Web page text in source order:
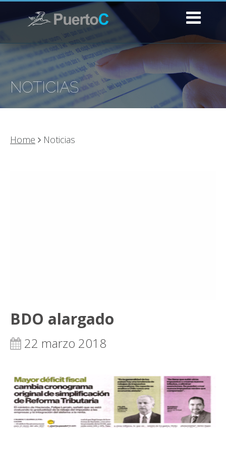
NOTICIAS
Home Noticias
BDO alargado
22 marzo 2018